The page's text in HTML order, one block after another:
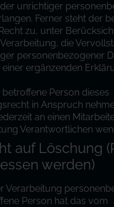
unrichtiger
Ferner steht der
zu, unter
die
personenbezogener
ergänzenden
Person dieses
in Anspruch
an einen
Verantwortlichen
auf Löschung
werden)
Verarbeitung
Person hat das vom